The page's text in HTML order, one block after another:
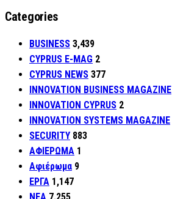
Categories
BUSINESS 3,439
CYPRUS E-MAG 2
CYPRUS NEWS 377
INNOVATION BUSINESS MAGAZINE
INNOVATION CYPRUS 2
INNOVATION SYSTEMS MAGAZINE
SECURITY 883
ΑΦΙΕΡΩΜΑ 1
Αφιέρωμα 9
ΕΡΓΑ 1,147